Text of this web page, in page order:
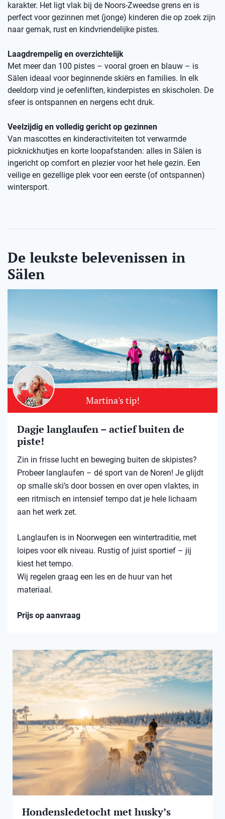
karakter. Het ligt vlak bij de Noors-Zweedse grens en is
perfect voor gezinnen met (jonge) kinderen die op zoek zijn
naar gemak, rust en kindvriendelijke pistes.
Laagdrempelig en overzichtelijk
Met meer dan 100 pistes – vooral groen en blauw – is
Sälen ideaal voor beginnende skiërs en families. In elk
deeldorp vind je oefenliften, kinderpistes en skischolen. De
sfeer is ontspannen en nergens echt druk.
Veelzijdig en volledig gericht op gezinnen
Van mascottes en kinderactiviteiten tot verwarmde
picknickhutjes en korte loopafstanden: alles in Sälen is
ingericht op comfort en plezier voor het hele gezin. Een
veilige en gezellige plek voor een eerste (of ontspannen)
wintersport.
De leukste belevenissen in
Sälen
Martina's tip!
Dagje langlaufen – actief buiten de
piste!
Zin in frisse lucht en beweging buiten de skipistes?
Probeer langlaufen – dé sport van de Noren! Je glijdt
op smalle ski’s door bossen en over open vlaktes, in
een ritmisch en intensief tempo dat je hele lichaam
aan het werk zet.
Langlaufen is in Noorwegen een wintertraditie, met
loipes voor elk niveau. Rustig of juist sportief – jij
kiest het tempo.
Wij regelen graag een les en de huur van het
materiaal.
Prijs op aanvraag
Hondensledetocht met husky’s